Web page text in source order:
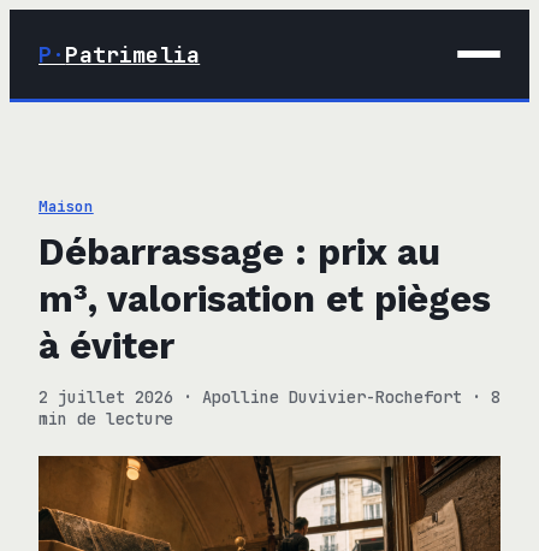
P· Patrimelia
03 · Immobilier
04 · Finance
Maison
Débarrassage : prix au
m³, valorisation et pièges
à éviter
2 juillet 2026 · Apolline Duvivier-Rochefort ·
8
min de lecture